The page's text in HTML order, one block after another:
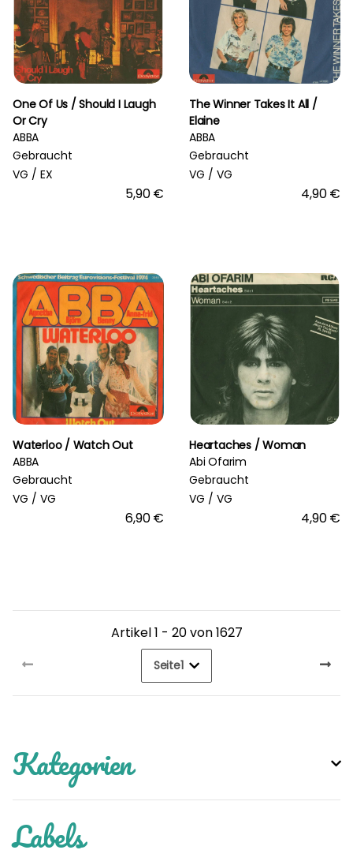
One Of Us / Should I Laugh
Or Cry
ABBA
Gebraucht
VG / EX
5,90 €
The Winner Takes It All /
Elaine
ABBA
Gebraucht
VG / VG
4,90 €
Waterloo / Watch Out
ABBA
Gebraucht
VG / VG
6,90 €
Heartaches / Woman
Abi Ofarim
Gebraucht
VG / VG
4,90 €
Artikel 1 - 20 von 1627
Seite1
Kategorien
Labels